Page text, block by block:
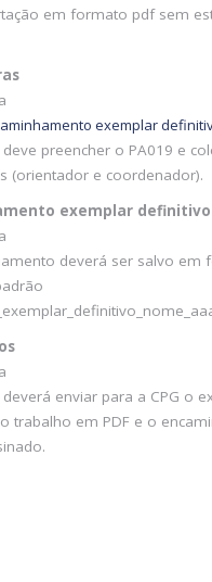
em formato pdf sem
exemplar
preencher o PA019 e
(orientador e coordenador).
exemplar definitivo
deverá ser salvo em
enviar para a CPG o
trabalho em PDF e o